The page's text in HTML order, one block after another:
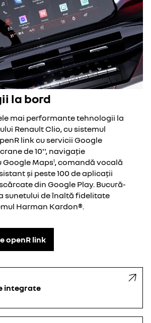
la bord
mai performante tehnologii la
Renault Clio, cu sistemul
link cu servicii Google
de 10'', navigație
Maps1, comandă vocală
și peste 100 de aplicații
din Google Play. Bucură-
sunetului de înaltă fidelitate
Harman Kardon®.
openR link
integrate